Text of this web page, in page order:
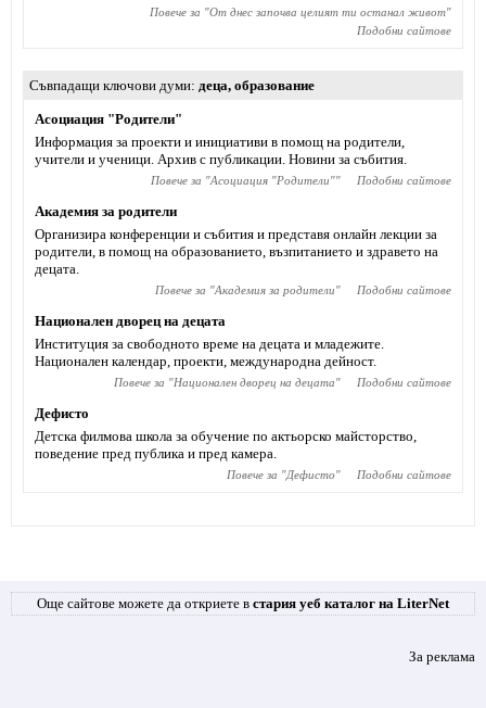
Повече за "От днес започва целият ти останал живот"
Подобни сайтове
Съвпадащи ключови думи деца, образование
Асоциация "Родители"
Информация за проекти и инициативи в помощ на родители,
учители и ученици. Архив с публикации. Новини за събития.
Повече за "Асоциация "Родители"" Подобни сайтове
Академия за родители
Организира конференции и събития и представя онлайн лекции за
родители, в помощ на образованието, възпитанието и здравето на
децата.
Повече за "Академия за родители" Подобни сайтове
Национален дворец на децата
Институция за свободното време на децата и младежите.
Национален календар, проекти, международна дейност.
Повече за "Национален дворец на децата" Подобни сайтове
Дефисто
Детска филмова школа за обучение по актьорско майсторство,
поведение пред публика и пред камера.
Повече за "Дефисто" Подобни сайтове
Още сайтове можете да откриете в стария уеб каталог на LiterNet
За реклама